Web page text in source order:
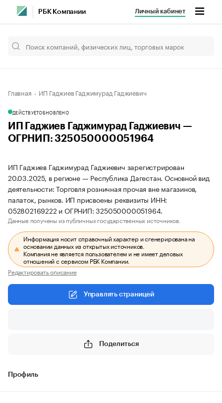
РБК Компании Личный кабинет
Главная ИП Гаджиев Гаджимурад Гаджиевич
ДЕЙСТВУЕТОБНОВЛЕНО
ИП Гаджиев Гаджимурад Гаджиевич —
ОГРНИП: 325050000051964
ИП Гаджиев Гаджимурад Гаджиевич зарегистрирован
20.03.2025, в регионе — Республика Дагестан. Основной вид
деятельности: Торговля розничная прочая вне магазинов,
палаток, рынков. ИП присвоены реквизиты ИНН:
052802169222 и ОГРНИП: 325050000051964.
Данные получены из публичных государственных источников.
Информация носит справочный характер и сгенерирована на
основании данных из открытых источников.
Компания не является пользователем и не имеет деловых
отношений с сервисом РБК Компании.
Редактировать описание
Управлять страницей
Поделиться
Профиль